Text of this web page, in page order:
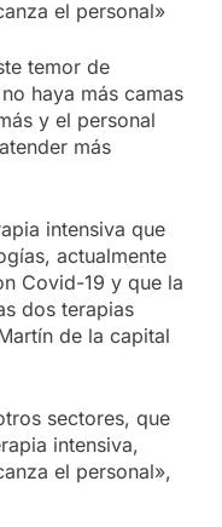
el personal»
temor de
haya más camas
y el personal
más
intensiva que
actualmente
Covid-19 y que la
dos terapias
de la capital
sectores, que
intensiva,
el personal»,